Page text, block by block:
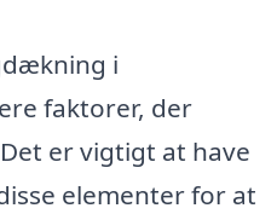
i
faktorer, der
er vigtigt at have
elementer for at